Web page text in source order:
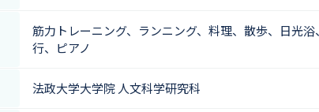
筋力トレーニング、ランニング、料理、散歩、日光
行、ピアノ
法政大学大学院 人文科学研究科